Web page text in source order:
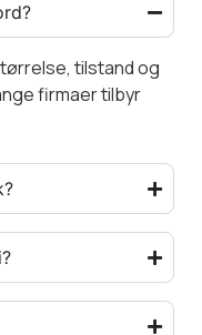
tilstand og
firmaer tilbyr